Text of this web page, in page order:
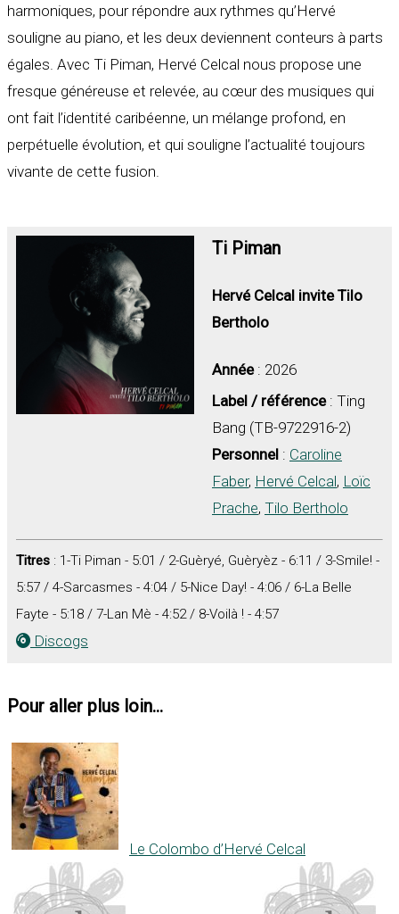
harmoniques, pour répondre aux rythmes qu’Hervé
souligne au piano, et les deux deviennent conteurs à parts
égales. Avec Ti Piman, Hervé Celcal nous propose une
fresque généreuse et relevée, au cœur des musiques qui
ont fait l’identité caribéenne, un mélange profond, en
perpétuelle évolution, et qui souligne l’actualité toujours
vivante de cette fusion.
Ti Piman
Hervé Celcal invite Tilo
Bertholo
Année: 2026
Label / référence: Ting
Bang (TB-9722916-2)
Personnel : Caroline
Faber, Hervé Celcal, Loïc
Prache, Tilo Bertholo
Titres : 1-Ti Piman - 5:01 / 2-Guèryé, Guèryèz - 6:11 / 3-Smile! -
5:57 / 4-Sarcasmes - 4:04 / 5-Nice Day! - 4:06 / 6-La Belle
Fayte - 5:18 / 7-Lan Mè - 4:52 / 8-Voilà ! - 4:57
Discogs
Pour aller plus loin...
Le Colombo d’Hervé Celcal